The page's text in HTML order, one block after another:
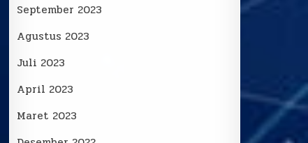
September 2023
Agustus 2023
Juli 2023
April 2023
Maret 2023